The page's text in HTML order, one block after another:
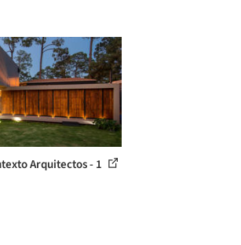
Arquitectos - 1